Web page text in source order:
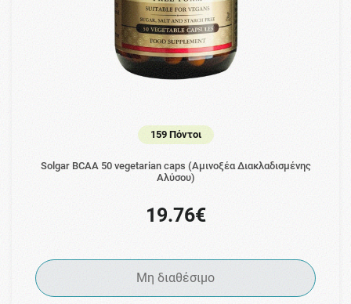
159 Πόντοι
Solgar BCAA 50 vegetarian caps (Αμινοξέα Διακλαδισμένης
Αλύσου)
19.76€
Μη διαθέσιμο